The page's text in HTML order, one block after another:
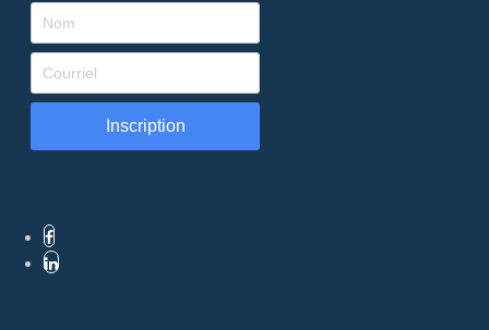
Inscription